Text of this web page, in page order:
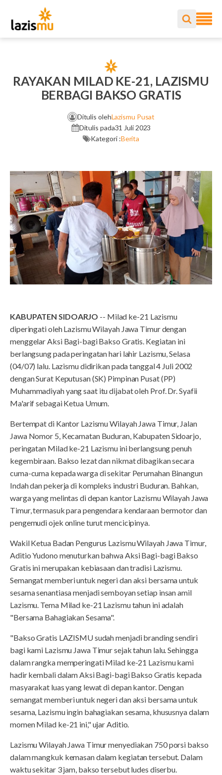
RAYAKAN MILAD KE-21, LAZISMU
BERBAGI BAKSO GRATIS
Ditulis olehLazismu Pusat
Ditulis pada31 Juli 2023
Kategori :Berita
KABUPATEN SIDOARJO -- Milad ke-21 Lazismu
diperingati oleh Lazismu Wilayah Jawa Timur dengan
menggelar Aksi Bagi-bagi Bakso Gratis. Kegiatan ini
berlangsung pada peringatan hari lahir Lazismu, Selasa
(04/07) lalu. Lazismu didirikan pada tanggal 4 Juli 2002
dengan Surat Keputusan (SK) Pimpinan Pusat (PP)
Muhammadiyah yang saat itu dijabat oleh Prof. Dr. Syafii
Ma'arif sebagai Ketua Umum.
Bertempat di Kantor Lazismu Wilayah Jawa Timur, Jalan
Jawa Nomor 5, Kecamatan Buduran, Kabupaten Sidoarjo,
peringatan Milad ke-21 Lazismu ini berlangsung penuh
kegembiraan. Bakso lezat dan nikmat dibagikan secara
cuma-cuma kepada warga di sekitar Perumahan Binangun
Indah dan pekerja di kompleks industri Buduran. Bahkan,
warga yang melintas di depan kantor Lazismu Wilayah Jawa
Timur, termasuk para pengendara kendaraan bermotor dan
pengemudi ojek online turut mencicipinya.
Wakil Ketua Badan Pengurus Lazismu Wilayah Jawa Timur,
Aditio Yudono menuturkan bahwa Aksi Bagi-bagi Bakso
Gratis ini merupakan kebiasaan dan tradisi Lazismu.
Semangat memberi untuk negeri dan aksi bersama untuk
sesama senantiasa menjadi semboyan setiap insan amil
Lazismu. Tema Milad ke-21 Lazismu tahun ini adalah
"Bersama Bahagiakan Sesama".
"Bakso Gratis LAZISMU sudah menjadi branding sendiri
bagi kami Lazismu Jawa Timur sejak tahun lalu. Sehingga
dalam rangka memperingati Milad ke-21 Lazismu kami
hadir kembali dalam Aksi Bagi-bagi Bakso Gratis kepada
masyarakat luas yang lewat di depan kantor. Dengan
semangat memberi untuk negeri dan aksi bersama untuk
sesama, Lazismu ingin bahagiakan sesama, khususnya dalam
momen Milad ke-21 ini," ujar Aditio.
Lazismu Wilayah Jawa Timur menyediakan 750 porsi bakso
dalam mangkuk kemasan dalam kegiatan tersebut. Dalam
waktu sekitar 3 jam, bakso tersebut ludes diserbu.